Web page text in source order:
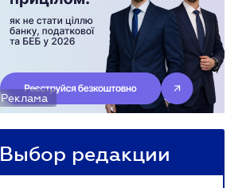
Реклама
Выбор редакции